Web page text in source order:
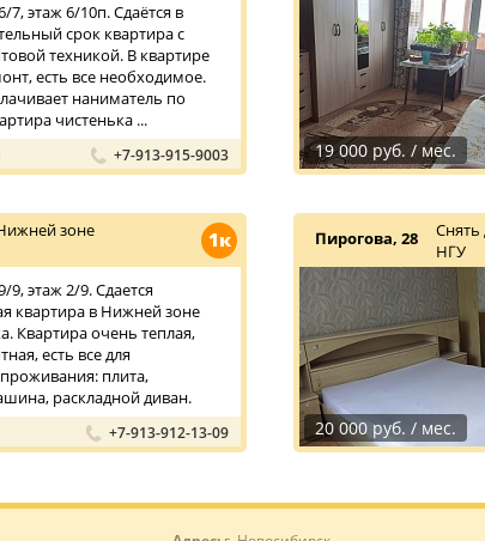
этаж 6/10п. Сдаётся в
срок квартира с
техникой. В квартире
есть все необходимое.
наниматель по
чистенька ...
+7-913-915-9003 19 000 руб. / мес.
1к
зоне
этаж 2/9. Сдается
квартира в Нижней зоне
Квартира очень теплая,
есть все для
плита,
раскладной диван.
+7-913-912-13-09
Пирогова, 28
Снять
НГУ
20 000 руб. / мес.